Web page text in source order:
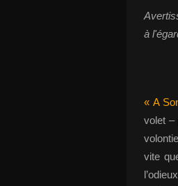
à
« A
volet –
vite